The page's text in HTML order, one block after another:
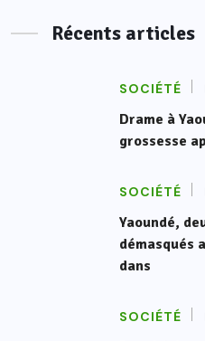
Récents articles
SOCIÉTÉ
Drame à
grossesse
SOCIÉTÉ
Yaoundé,
démasqués
dans
SOCIÉTÉ